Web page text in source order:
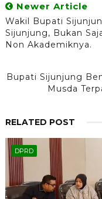
Newer Article
Wakil Bupati
Sijunjung, Bukan
Non Akademiknya.
Bupati Sijunjung
Musda
RELATED POST
DPRD